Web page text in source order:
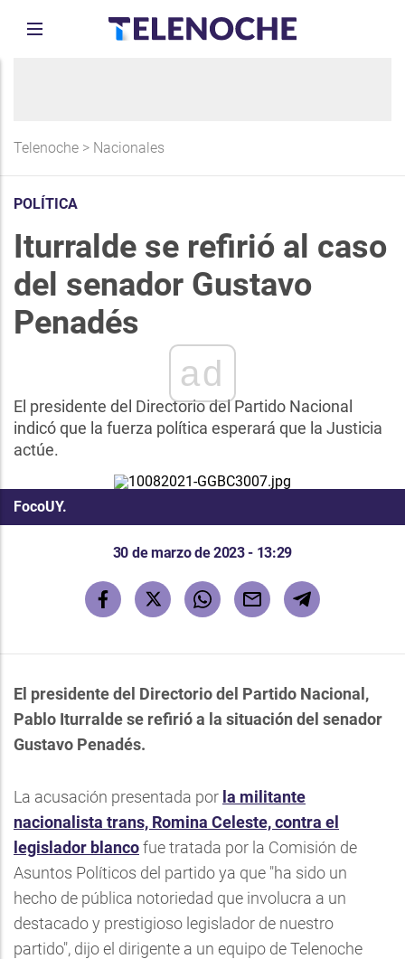
Telenoche > Nacionales
POLÍTICA
Iturralde se refirió al caso
del senador Gustavo
Penadés
ad
El presidente del Directorio del Partido Nacional
indicó que la fuerza política esperará que la Justicia
actúe.
FocoUY.
30 de marzo de 2023 - 13:29
El presidente del Directorio del Partido Nacional,
Pablo Iturralde se refirió a la situación del senador
Gustavo Penadés.
La acusación presentada por la militante
nacionalista trans, Romina Celeste, contra el
legislador blancofue tratada por la Comisión de
Asuntos Políticos del partido ya que "ha sido un
hecho de pública notoriedad que involucra a un
destacado y prestigioso legislador de nuestro
partido", dijo el dirigente a un equipo de Telenoche